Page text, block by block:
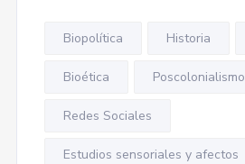
Biopolítica Historia
Bioética Poscolonialismo
Redes Sociales
Estudios sensoriales y afectos